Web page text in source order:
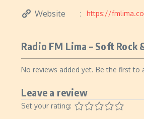
Website https://
Radio FM Lima – Soft Rock
No reviews added yet. Be the first to
Leave a review
Set your rating: